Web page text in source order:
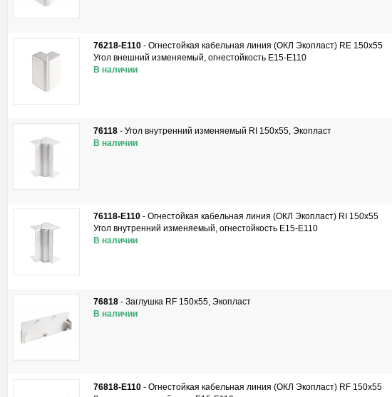
76218-E110 - Огнестойкая кабельная линия (ОКЛ Экопласт) RE 150х55
Угол внешний изменяемый, огнестойкость E15-E110
В наличии
76118 - Угол внутренний изменяемый RI 150x55, Экопласт
В наличии
76118-E110 - Огнестойкая кабельная линия (ОКЛ Экопласт) RI 150х55
Угол внутренний изменяемый, огнестойкость E15-E110
В наличии
76818 - Заглушка RF 150x55, Экопласт
В наличии
76818-E110 - Огнестойкая кабельная линия (ОКЛ Экопласт) RF 150х55